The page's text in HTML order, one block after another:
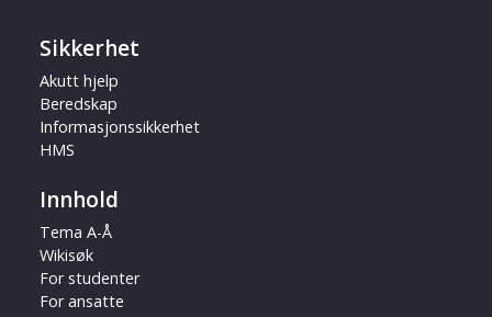
Sikkerhet
Akutt hjelp
Beredskap
Informasjonssikkerhet
HMS
Innhold
Tema A-Å
Wikisøk
For studenter
For ansatte